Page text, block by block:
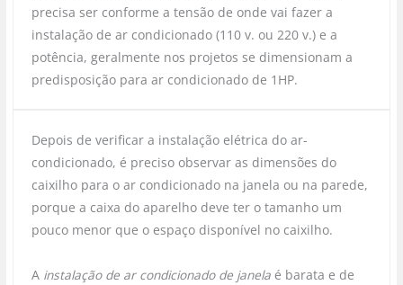
precisa ser conforme a tensão de onde vai fazer a
instalação de ar condicionado (110 v. ou 220 v.) e a
potência, geralmente nos projetos se dimensionam a
predisposição para ar condicionado de 1HP.
Depois de verificar a instalação elétrica do ar-
condicionado, é preciso observar as dimensões do
caixilho para o ar condicionado na janela ou na parede,
porque a caixa do aparelho deve ter o tamanho um
pouco menor que o espaço disponível no caixilho.
A instalação de ar condicionado de janelaé barata e de